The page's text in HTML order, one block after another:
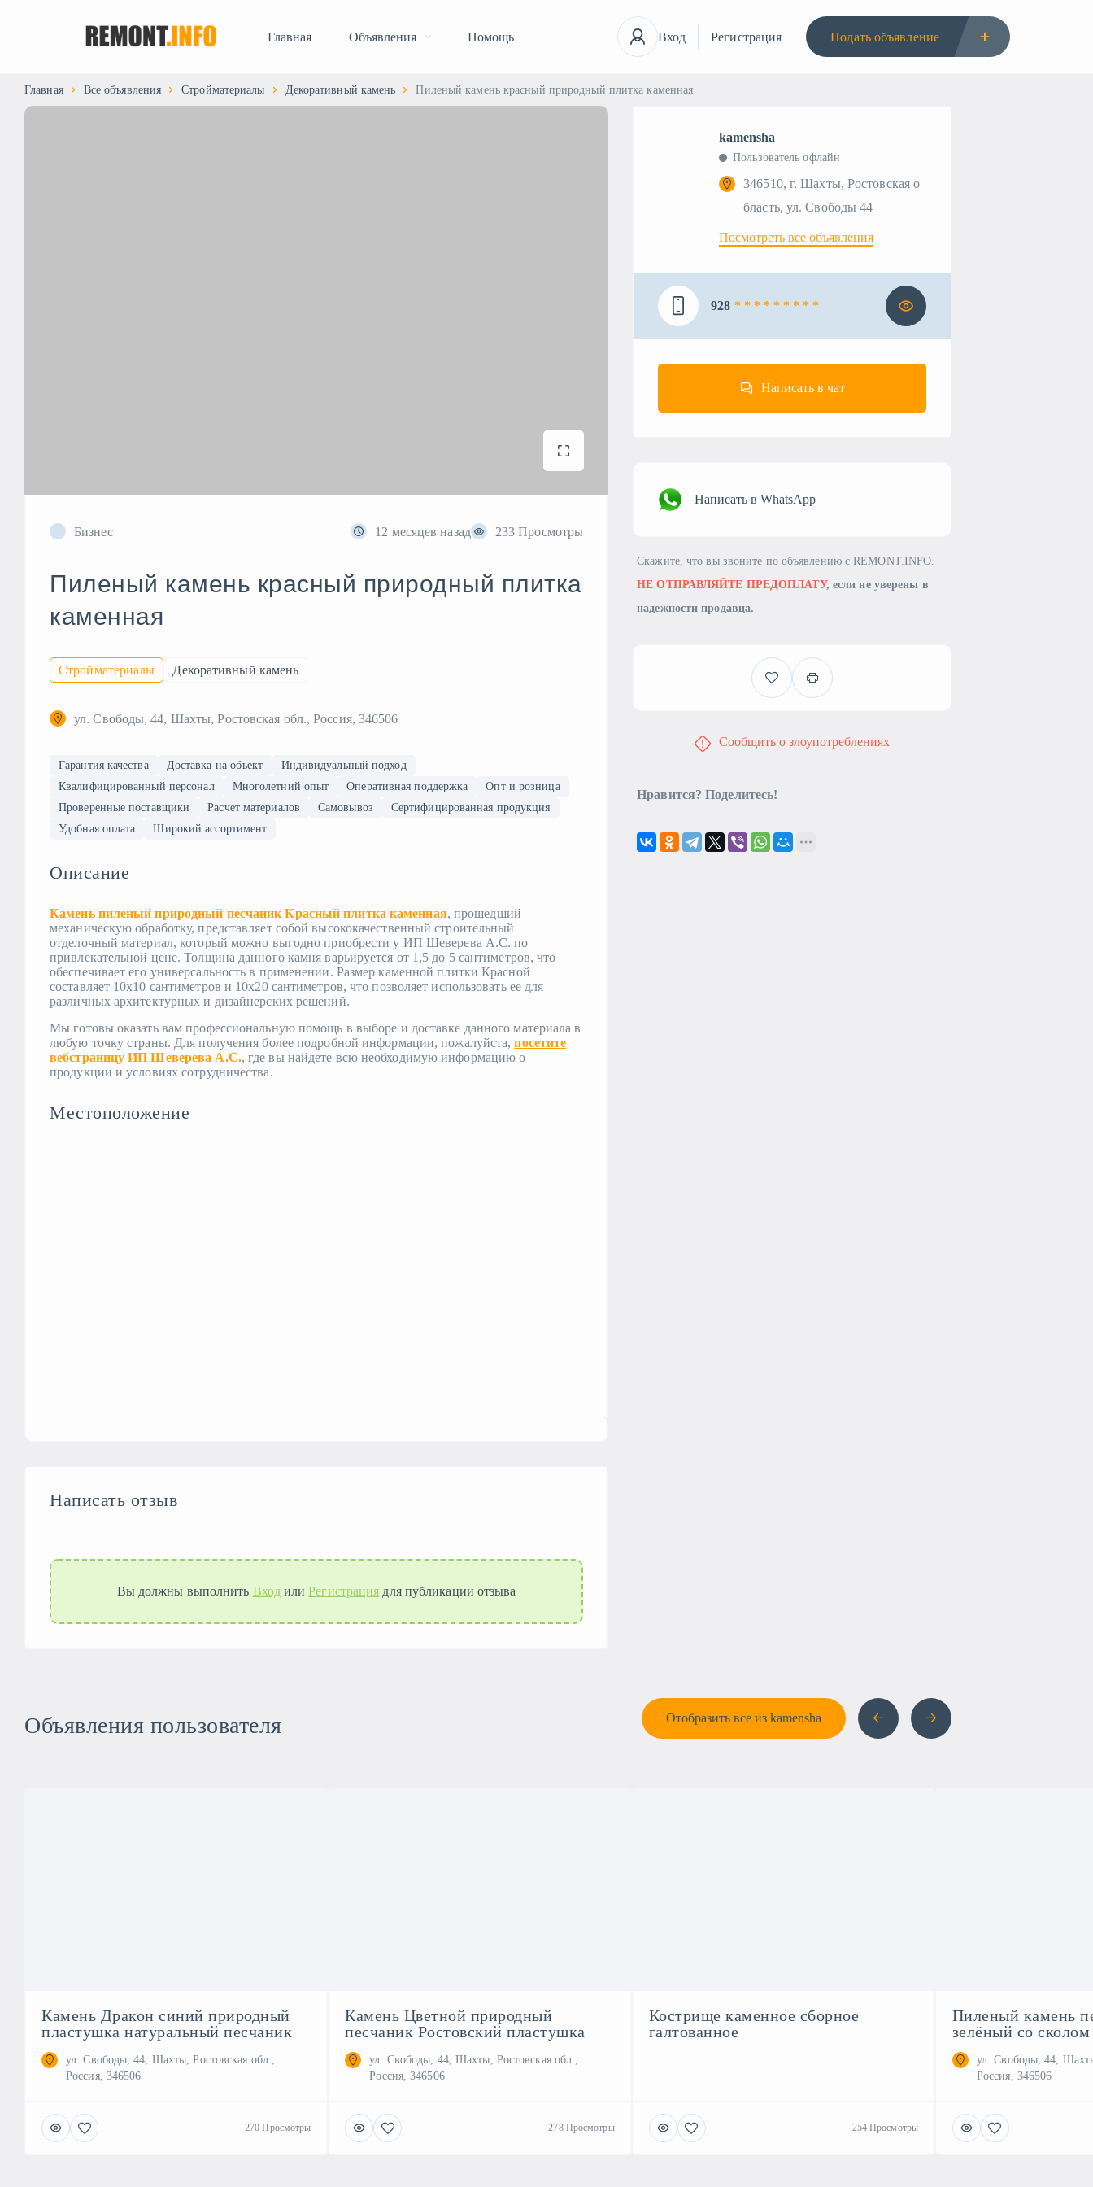
Главная Объявления Помощь Вход Регистрация Подать объявление
Главная Все объявления Стройматериалы Декоративный камень Пиленый камень красный природный плитка каменная
Бизнес 12 месяцев назад 233 Просмотры
Пиленый камень красный природный плитка
каменная
Стройматериалы Декоративный камень
ул. Свободы, 44, Шахты, Ростовская обл., Россия, 346506
Гарантия качества Доставка на объект
Индивидуальный подход
Квалифицированный персонал
Многолетний опыт Оперативная поддержка
Опт и розница
Проверенные поставщики
Расчет материалов Самовывоз
Сертифицированная продукция
Удобная оплата
Широкий ассортимент
Описание
Камень пиленый природный песчаник Красный плитка каменная, прошедший
механическую обработку, представляет собой высококачественный строительный
отделочный материал, который можно выгодно приобрести у ИП Шеверева А.С. по
привлекательной цене. Толщина данного камня варьируется от 1,5 до 5 сантиметров, что
обеспечивает его универсальность в применении. Размер каменной плитки Красной
составляет 10х10 сантиметров и 10х20 сантиметров, что позволяет использовать ее для
различных архитектурных и дизайнерских решений.
Мы готовы оказать вам профессиональную помощь в выборе и доставке данного материала в
любую точку страны. Для получения более подробной информации, пожалуйста,посетите
вебстраницу ИП Шеверева А.С., где вы найдете всю необходимую информацию о
продукции и условиях сотрудничества.
Местоположение
Написать отзыв
Вы должны выполнить Вход или Регистрация для публикации отзыва
kamensha
Пользователь офлайн
346510, г. Шахты, Ростовская о
бласть, ул. Свободы 44
Посмотреть все объявления
928 * * * * * * * * *
Написать в чат
Написать в WhatsApp
Скажите, что вы звоните по объявлению с REMONT.INFO.
НЕ ОТПРАВЛЯЙТЕ ПРЕДОПЛАТУ, если не уверены в
надежности продавца.
Сообщить о злоупотреблениях
Нравится? Поделитесь!
Объявления пользователя Отобразить все из kamensha
Камень Дракон синий природный
пластушка натуральный песчаник
ул. Свободы, 44, Шахты, Ростовская обл.,
Россия, 346506
270 Просмотры
Камень Цветной природный
песчаник Ростовский пластушка
ул. Свободы, 44, Шахты, Ростовская обл.,
Россия, 346506
278 Просмотры
Кострище каменное сборное
галтованное
254 Просмотры
Пиленый камень
зелёный со
ул. Свободы, 44,
Россия, 346506